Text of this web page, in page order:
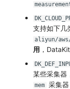
支持如下几
aliyun/
用 ，
某些采集器
mem 采集器